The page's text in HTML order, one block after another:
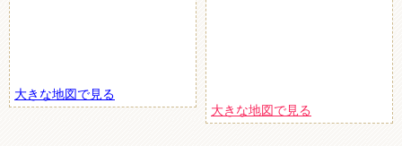
大きな地図で見る
大きな地図で見る